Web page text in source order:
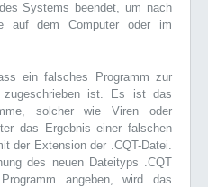
Systems beendet, um nach
auf dem Computer oder im
ein falsches Programm zur
zugeschrieben ist. Es ist das
solcher wie Viren oder
das Ergebnis einer falschen
der Extension der .CQT-Datei.
des neuen Dateityps .CQT
angeben, wird das